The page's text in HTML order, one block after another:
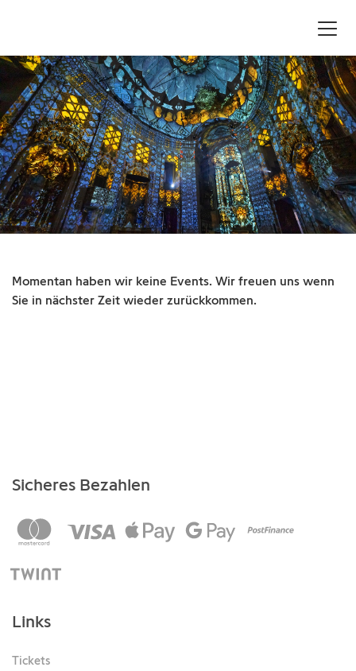
Momentan haben wir keine Events. Wir freuen uns wenn
Sie in nächster Zeit wieder zurückkommen.
Sicheres Bezahlen
Links
Tickets